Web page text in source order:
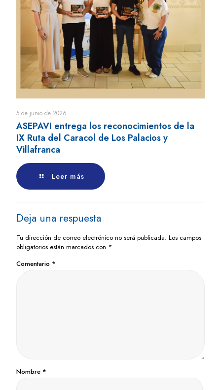
5 de junio de 2026
ASEPAVI entrega los reconocimientos de la
IX Ruta del Caracol de Los Palacios y
Villafranca
Leer más
Deja una respuesta
Tu dirección de correo electrónico no será publicada. Los campos
obligatorios están marcados con *
Comentario *
Nombre *